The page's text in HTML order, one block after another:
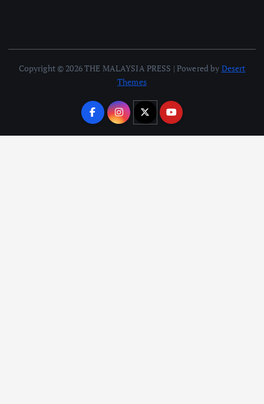
Copyright © 2026 THE MALAYSIA PRESS | Powered by Desert
Themes